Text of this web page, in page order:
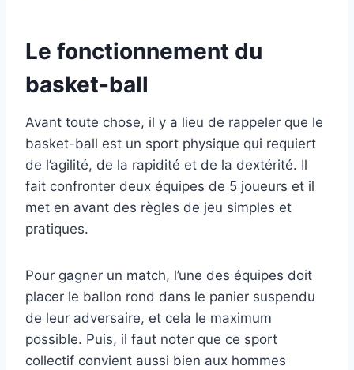
Le fonctionnement du
basket-ball
Avant toute chose, il y a lieu de rappeler que le
basket-ball est un sport physique qui requiert
de l’agilité, de la rapidité et de la dextérité. Il
fait confronter deux équipes de 5 joueurs et il
met en avant des règles de jeu simples et
pratiques.
Pour gagner un match, l’une des équipes doit
placer le ballon rond dans le panier suspendu
de leur adversaire, et cela le maximum
possible. Puis, il faut noter que ce sport
collectif convient aussi bien aux hommes